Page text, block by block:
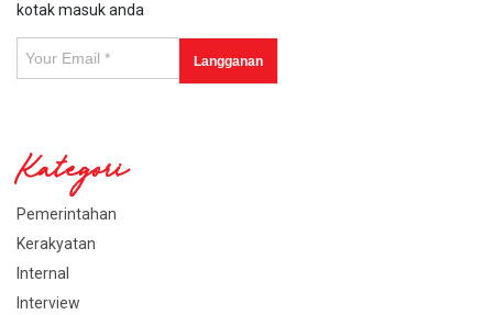
kotak masuk anda
Kategori
Pemerintahan
Kerakyatan
Internal
Interview